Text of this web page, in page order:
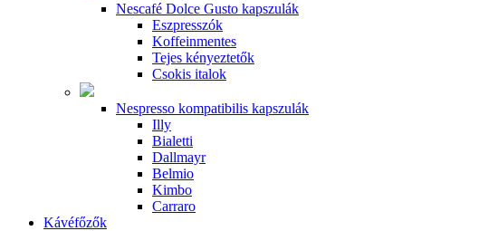
Nescafé Dolce Gusto kapszulák
Eszpresszók
Koffeinmentes
Tejes kényeztetők
Csokis italok
Nespresso kompatibilis kapszulák
Illy
Bialetti
Dallmayr
Belmio
Kimbo
Carraro
Kávéfőzők